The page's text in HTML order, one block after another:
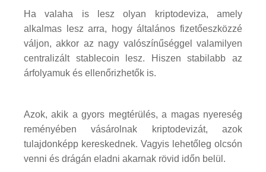
Ha valaha is lesz olyan kriptodeviza, amely
alkalmas lesz arra, hogy általános fizetőeszközzé
váljon, akkor az nagy valószínűséggel valamilyen
centralizált stablecoin lesz. Hiszen stabilabb az
árfolyamuk és ellenőrizhetők is.
Azok, akik a gyors megtérülés, a magas nyereség
reményében vásárolnak kriptodevizát, azok
tulajdonképp kereskednek. Vagyis lehetőleg olcsón
venni és drágán eladni akarnak rövid időn belül.